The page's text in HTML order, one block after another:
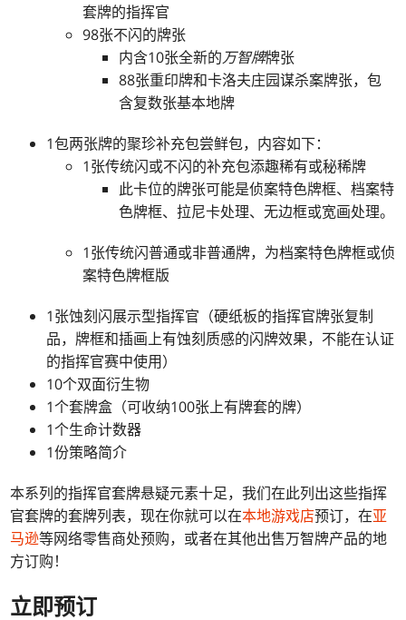
套牌的指挥官
98张不闪的牌张
内含10张全新的万智牌牌张
88张重印牌和卡洛夫庄园谋杀案牌张，包
含复数张基本地牌
1包两张牌的聚珍补充包尝鲜包，内容如下：
1张传统闪或不闪的补充包添趣稀有或秘稀牌
此卡位的牌张可能是侦案特色牌框、档案特
色牌框、拉尼卡处理、无边框或宽画处理。
1张传统闪普通或非普通牌，为档案特色牌框或侦
案特色牌框版
1张蚀刻闪展示型指挥官（硬纸板的指挥官牌张复制
品，牌框和插画上有蚀刻质感的闪牌效果，不能在认证
的指挥官赛中使用）
10个双面衍生物
1个套牌盒（可收纳100张上有牌套的牌）
1个生命计数器
1份策略简介
本系列的指挥官套牌悬疑元素十足，我们在此列出这些指挥
官套牌的套牌列表，现在你就可以在本地游戏店预订，在亚
马逊等网络零售商处预购，或者在其他出售万智牌产品的地
方订购！
立即预订